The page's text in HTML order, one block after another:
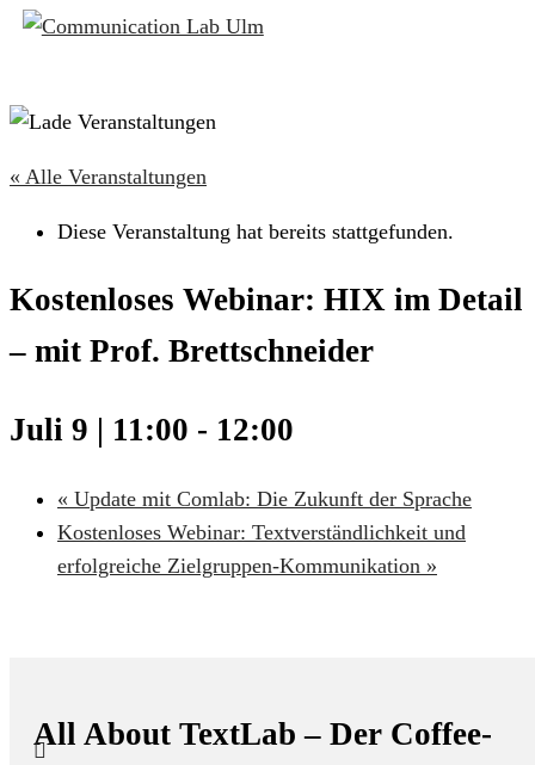
« Alle Veranstaltungen
Diese Veranstaltung hat bereits stattgefunden.
Kostenloses Webinar: HIX im Detail
– mit Prof. Brettschneider
Juli 9 | 11:00 - 12:00
« Update mit Comlab: Die Zukunft der Sprache
Kostenloses Webinar: Textverständlichkeit und
erfolgreiche Zielgruppen-Kommunikation »
All About TextLab – Der Coffee-
